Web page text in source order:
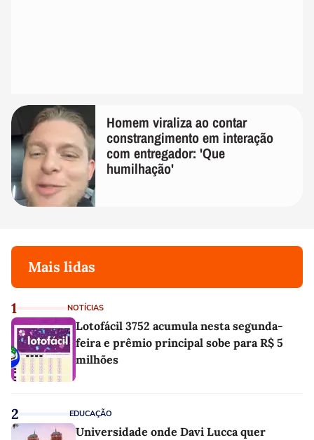
Homem viraliza ao contar
constrangimento em interação
com entregador: 'Que
humilhação'
Mais lidas
1 NOTÍCIAS
Lotofácil 3752 acumula nesta segunda-
feira e prêmio principal sobe para R$ 5
milhões
2 EDUCAÇÃO
Universidade onde Davi Lucca quer